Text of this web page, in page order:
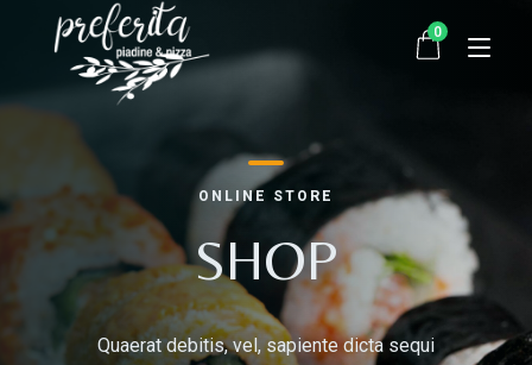
Startseite
Bestellen
Über uns
Kontakt
0
ONLINE STORE
SHOP
Quaerat debitis, vel, sapiente dicta sequi